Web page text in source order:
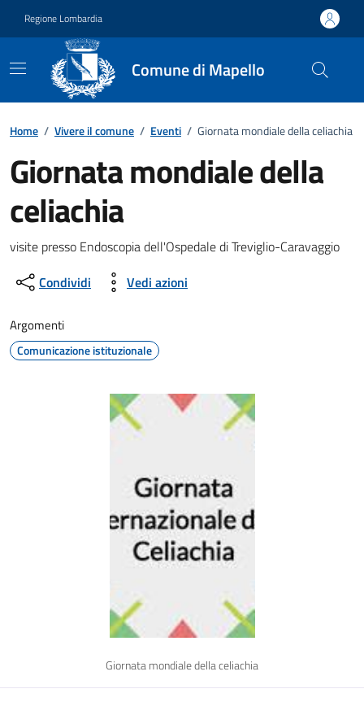
Regione Lombardia
Comune di Mapello
Home / Vivere il comune / Eventi / Giornata mondiale della celiachia
Giornata mondiale della
celiachia
Dettagli della notizia
visite presso Endoscopia dell'Ospedale di Treviglio-Caravaggio
Condividi
Vedi azioni
Argomenti
Comunicazione istituzionale
Giornata mondiale della celiachia